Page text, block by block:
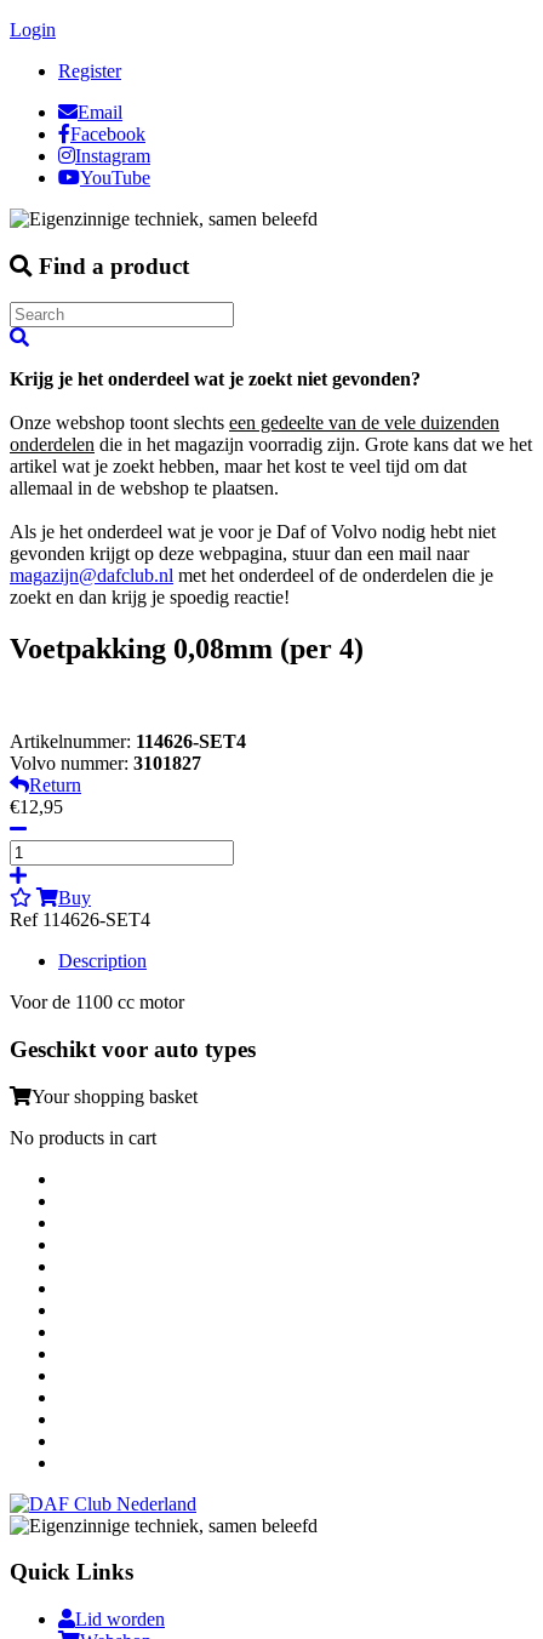
Login
Register
Email
Facebook
Instagram
YouTube
Find a product
Krijg je het onderdeel wat je zoekt niet gevonden?
Onze webshop toont slechts een gedeelte van de vele duizenden
onderdelen die in het magazijn voorradig zijn. Grote kans dat we het
artikel wat je zoekt hebben, maar het kost te veel tijd om dat
allemaal in de webshop te plaatsen.
Als je het onderdeel wat je voor je Daf of Volvo nodig hebt niet
gevonden krijgt op deze webpagina, stuur dan een mail naar
magazijn@dafclub.nl met het onderdeel of de onderdelen die je
zoekt en dan krijg je spoedig reactie!
Voetpakking 0,08mm (per 4)
Artikelnummer: 114626-SET4
Volvo nummer: 3101827
Return
€12,95
Buy
Ref 114626-SET4
Description
Voor de 1100 cc motor
Geschikt voor auto types
Your shopping basket
No products in cart
Quick Links
Lid worden